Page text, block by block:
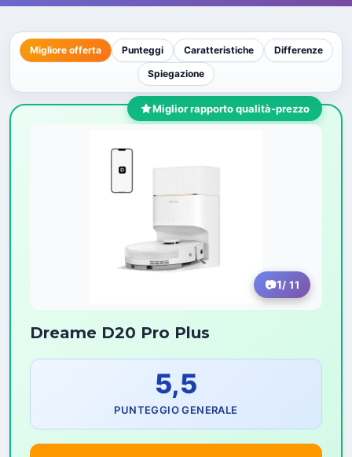
Migliore offerta Punteggi Caratteristiche
Differenze
Spiegazione
Miglior rapporto qualità-prezzo
1/ 11
Dreame D20 Pro Plus
5,5
PUNTEGGIO GENERALE